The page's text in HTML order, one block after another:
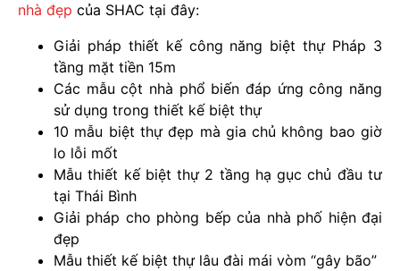
nhà đẹp của SHAC tại đây:
Giải pháp thiết kế công năng biệt thự Pháp 3
tầng mặt tiền 15m
Các mẫu cột nhà phổ biến đáp ứng công năng
sử dụng trong thiết kế biệt thự
10 mẫu biệt thự đẹp mà gia chủ không bao giờ
lo lỗi mốt
Mẫu thiết kế biệt thự 2 tầng hạ gục chủ đầu tư
tại Thái Bình
Giải pháp cho phòng bếp của nhà phố hiện đại
đẹp
Mẫu thiết kế biệt thự lâu đài mái vòm “gây bão”